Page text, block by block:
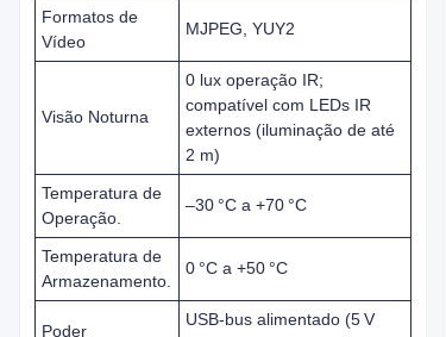
Formatos de
Vídeo
MJPEG, YUY2
Visão Noturna
0 lux operação IR;
compatível com LEDs IR
externos (iluminação de até
2 m)
Temperatura de
Operação.
–30 °C a +70 °C
Temperatura de
Armazenamento.
0 °C a +50 °C
Poder
USB‑bus alimentado (5 V